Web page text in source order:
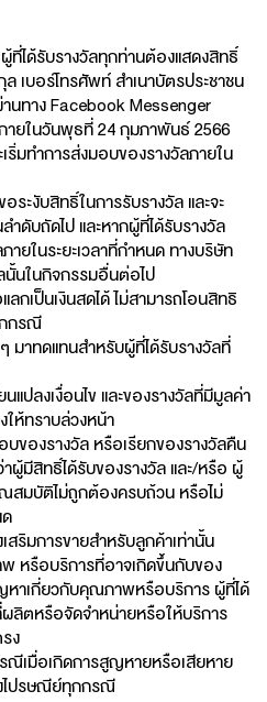
ที่ได้รับรางวัลทุกท่านต้องแสดงสิทธิ์
เบอร์โทรศัพท์ สำเนาบัตรประชาชน
นทาง Facebook Messenger
ายในวันพุธที่ 24 กุมภาพันธ์ 2566
ริ่มทำการส่งมอบของรางวัลภายใน
ะงับสิทธิ์ในการรับรางวัล และจะ
ดับถัดไป และหากผู้ที่ได้รับรางวัล
ายในระยะเวลาที่กำหนด ทางบริษัท
นั้นในกิจกรรมอื่นต่อไป
กเป็นเงินสดได้ ไม่สามารถโอนสิทธิ
กรณี
มาทดแทนสำหรับผู้ที่ได้รับรางวัลที่
ปลงเงื่อนไข และของรางวัลที่มีมูลค่า
ให้ทราบล่วงหน้า
ของรางวัล หรือเรียกของรางวัลคืน
มีสิทธิ์ได้รับของรางวัล และ/หรือ ผู้
สมบัติไม่ถูกต้องครบถ้วน หรือไม่
สริมการขายสำหรับลูกค้าเท่านั้น
หรือบริการที่อาจเกิดขึ้นกับของ
าเกี่ยวกับคุณภาพหรือบริการ ผู้ที่ได้
ลิตหรือจัดจำหน่ายหรือให้บริการ
ง
ณีเมื่อเกิดการสูญหายหรือเสียหาย
ไปรษณีย์ทุกกรณี